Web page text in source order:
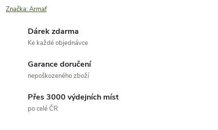
Značka:Armaf
Dárek zdarma
Ke každé objednávce
Garance doručení
nepoškozeného zboží
Přes 3000 výdejních míst
po celé ČR